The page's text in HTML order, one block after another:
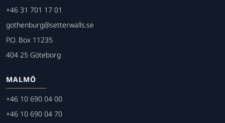
+46 31 701 17 01
gothenburg@setterwalls.se
P.O. Box 11235
404 25 Göteborg
MALMÖ
+46 10 690 04 00
+46 10 690 04 70